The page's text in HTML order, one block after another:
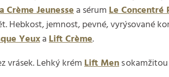
Crème Jeunessea sérumLe Concentré
Hebkost, jemnost, pevné, vyrýsované
YeuxaLift Crème.
vrásek. Lehký krémLift Mens